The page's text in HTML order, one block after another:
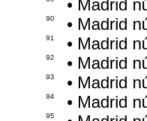
• Madrid
90 • Madrid
91 • Madrid
92 • Madrid
93 • Madrid
94 • Madrid
95